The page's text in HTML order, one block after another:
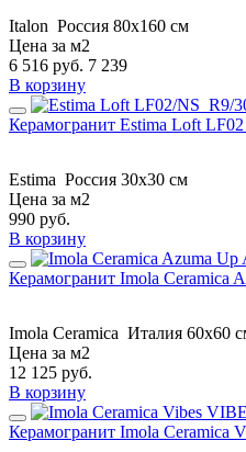
Italon Россия 80x160 см
Цена за м2
6 516 руб. 7 239
В корзину
Керамогранит Estima Loft
Estima Россия 30x30 см
Цена за м2
990 руб.
В корзину
Керамогранит Imola Ceramica
Imola Ceramica Италия 60x60
Цена за м2
12 125 руб.
В корзину
Керамогранит Imola Ceramica